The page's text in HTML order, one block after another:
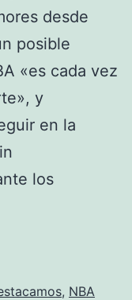
desde
posible
«es cada vez
y
en la
los
, NBA